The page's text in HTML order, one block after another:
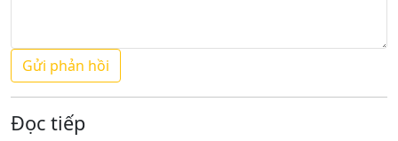
Đọc tiếp